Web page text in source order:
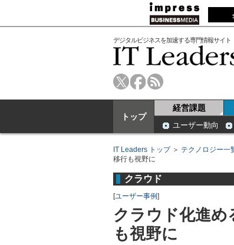
デジタルビジネスを加速する専門情報サイト
トップ
経営課題
ユーザー動向
IT Leaders トップ＞ テクノロジー一
移行も視野に
クラウド
[ユーザー事例]
クラウド化進
も視野に